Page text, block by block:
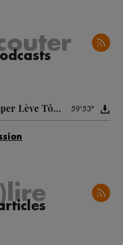
La matinale des Super Lève Tôt du 13/07 59'53"